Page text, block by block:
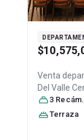
Venta
Del Valle
CDMX,
3 Recámara
Terraza